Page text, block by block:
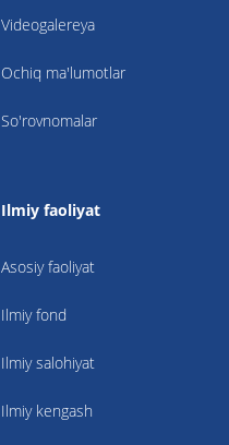
Videogalereya
Ochiq ma'lumotlar
So'rovnomalar
Ilmiy faoliyat
Asosiy faoliyat
Ilmiy fond
Ilmiy salohiyat
Ilmiy kengash